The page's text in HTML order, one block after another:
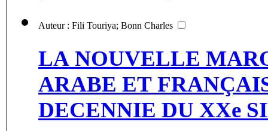
Auteur : Fili Touriya; Bonn Charles
LA NOUVELLE
ARABE ET
DECENNIE DU XXe